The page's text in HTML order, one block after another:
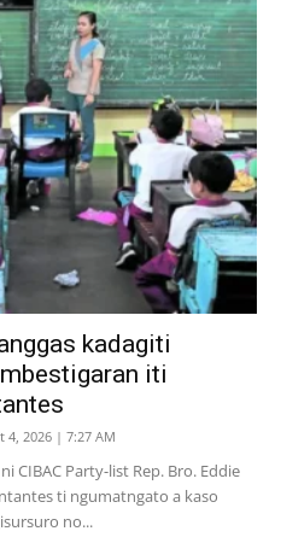
kadagiti
iti
4, 2026 | 7:27 AM
CIBAC Party-list Rep. Bro. Eddie
ti ngumatngato a kaso
no...